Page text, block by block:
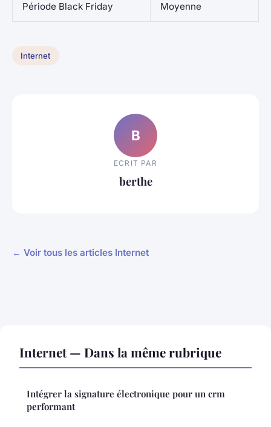
Période Black Friday Moyenne
Internet
B
ECRIT PAR
berthe
← Voir tous les articles Internet
Internet — Dans la même rubrique
Intégrer la signature électronique pour un crm
performant